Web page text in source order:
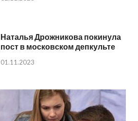
Наталья Дрожникова покинула
пост в московском депкульте
01.11.2023